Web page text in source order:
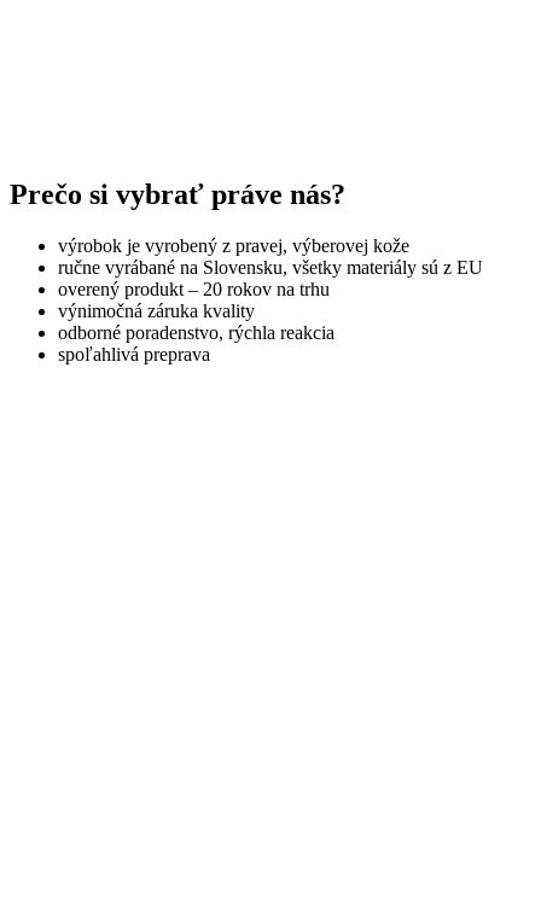
Prečo si vybrať práve nás?
výrobok je vyrobený z pravej, výberovej kože
ručne vyrábané na Slovensku, všetky materiály sú z EU
overený produkt – 20 rokov na trhu
výnimočná záruka kvality
odborné poradenstvo, rýchla reakcia
spoľahlivá preprava